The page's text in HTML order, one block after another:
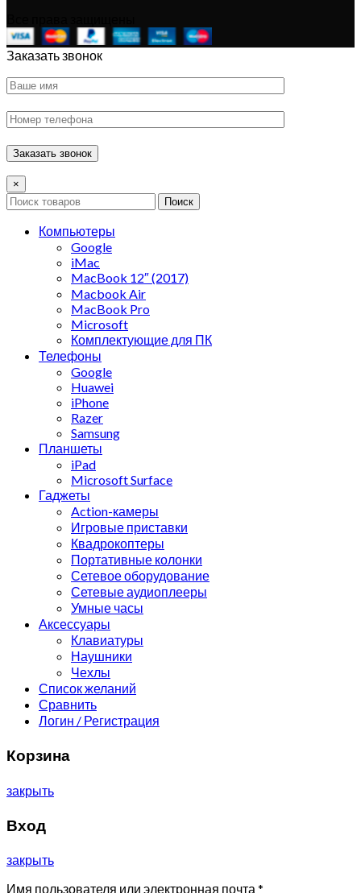
Заказать звонок
×
Поиск
Компьютеры
Google
iMac
MacBook 12″ (2017)
Macbook Air
MacBook Pro
Microsoft
Комплектующие для ПК
Телефоны
Google
Huawei
iPhone
Razer
Samsung
Планшеты
iPad
Microsoft Surface
Гаджеты
Action-камеры
Игровые приставки
Квадрокоптеры
Портативные колонки
Сетевое оборудование
Сетевые аудиоплееры
Умные часы
Аксессуары
Клавиатуры
Наушники
Чехлы
Список желаний
Сравнить
Логин / Регистрация
Корзина
закрыть
Вход
закрыть
Имя пользователя или электронная почта *